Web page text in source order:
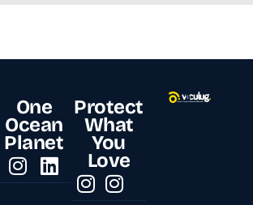
One
Ocean
Planet
Protect
What
You
Love